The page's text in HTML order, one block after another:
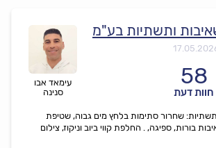
עימאד אבו
סנינה
ותשתיות בע"מ
58
חוות דעת
שחרור סתימות בלחץ מים גבוה, שטיפת
בורות, ספיגה, . החלפת קווי ביוב וניקוז, צילום